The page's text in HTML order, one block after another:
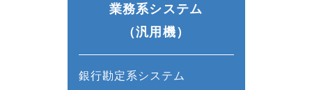
業務系システム
（汎用機）
銀行勘定系システム